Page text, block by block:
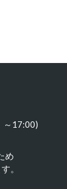
17:00)
め
。